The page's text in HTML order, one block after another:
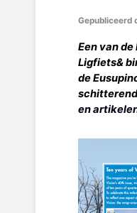
Gepubliceerd
Een van
Ligfiets&
de
en